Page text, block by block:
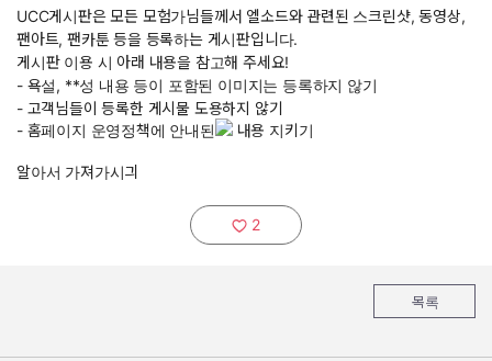
UCC게시판은 모든 모험가님들께서 엘소드와 관련된 스크린샷, 동영상,
팬아트, 팬카툰 등을 등록하는 게시판입니다.
게시판 이용 시 아래 내용을 참고해 주세요!
- 욕설, **성 내용 등이 포함된 이미지는 등록하지 않기
- 고객님들이 등록한 게시물 도용하지 않기
- 홈페이지 운영정책에 안내된
내용 지키기
알아서 가져가시긔
추천하기:
2
목록